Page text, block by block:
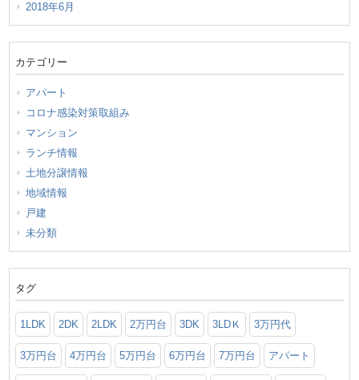
2018年6月
カテゴリー
アパート
コロナ感染対策取組み
マンション
ランチ情報
土地分譲情報
地域情報
戸建
未分類
タグ
1LDK 2DK 2LDK 2万円台 3DK 3LDＫ 3万円代
3万円台 4万円台 5万円台 6万円台 7万円台 アパート